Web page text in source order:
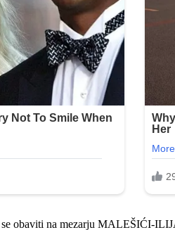
se obaviti na mezarju MALEŠIĆI-